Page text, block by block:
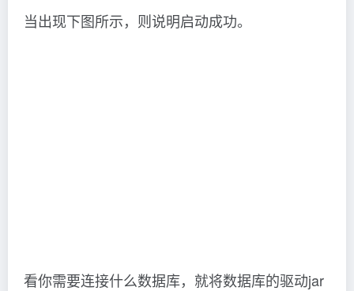
当出现下图所示，则说明启动成功。
看你需要连接什么数据库，就将数据库的驱动jar